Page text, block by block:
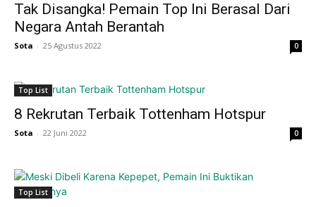
Tak Disangka! Pemain Top Ini Berasal Dari
Negara Antah Berantah
Sota - 25 Agustus 2022 0
Top List
8 Rekrutan Terbaik Tottenham Hotspur
Sota - 22 Juni 2022 0
Top List